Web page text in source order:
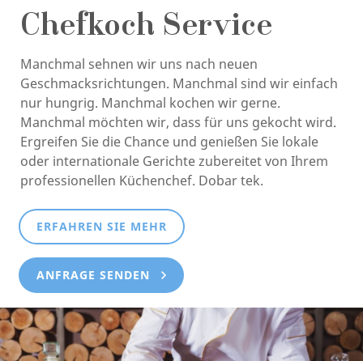
Chefkoch Service
Manchmal sehnen wir uns nach neuen
Geschmacksrichtungen. Manchmal sind wir einfach
nur hungrig. Manchmal kochen wir gerne.
Manchmal möchten wir, dass für uns gekocht wird.
Ergreifen Sie die Chance und genießen Sie lokale
oder internationale Gerichte zubereitet von Ihrem
professionellen Küchenchef. Dobar tek.
ERFAHREN SIE MEHR
ANFRAGE SENDEN